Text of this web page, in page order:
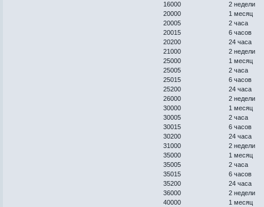
16000 2 недели
20000 1 месяц
20005 2 часа
20015 6 часов
20200 24 часа
21000 2 недели
25000 1 месяц
25005 2 часа
25015 6 часов
25200 24 часа
26000 2 недели
30000 1 месяц
30005 2 часа
30015 6 часов
30200 24 часа
31000 2 недели
35000 1 месяц
35005 2 часа
35015 6 часов
35200 24 часа
36000 2 недели
40000 1 месяц